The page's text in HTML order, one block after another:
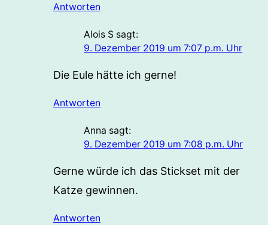
Antworten
Alois S sagt:
9. Dezember 2019 um 7:07 p.m. Uhr
Die Eule hätte ich gerne!
Antworten
Anna sagt:
9. Dezember 2019 um 7:08 p.m. Uhr
Gerne würde ich das Stickset mit der
Katze gewinnen.
Antworten